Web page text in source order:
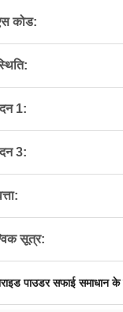
कोड:
1:
3:
सूत्र:
पाउडर सफाई समाधान